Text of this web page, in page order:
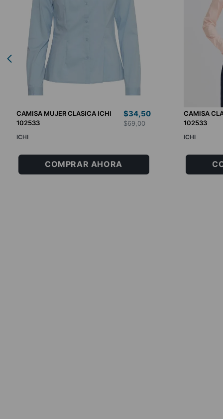
CAMISA MUJER CLASICA ICHI
102533
$34,50
$69,00
ICHI
COMPRAR AHORA
CAMISA
102533
ICHI